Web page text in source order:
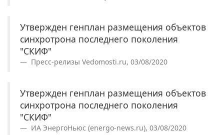
Утвержден генплан размещения объектов
синхротрона последнего поколения
"СКИФ"
Пресс-релизы Vedomosti.ru, 03/08/2020
Утвержден генплан размещения объектов
синхротрона последнего поколения
"СКИФ"
ИА ЭнергоНьюс (energo-news.ru), 03/08/2020